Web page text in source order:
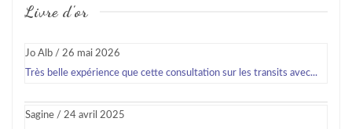
Livre d'or
Jo Alb / 26 mai 2026
Très belle expérience que cette consultation sur les transits avec...
Sagine / 24 avril 2025